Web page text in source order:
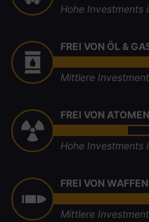
Hohe Investments
FREI VON ÖL &
Mittlere
FREI VON
Hohe Investments
FREI VON WAFFEN
Mittlere